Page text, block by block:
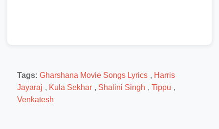
Tags: Gharshana Movie Songs Lyrics , Harris
Jayaraj , Kula Sekhar , Shalini Singh , Tippu ,
Venkatesh